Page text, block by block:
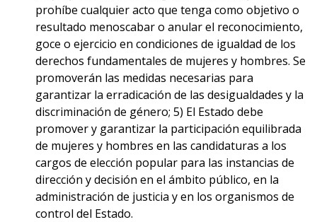
prohíbe cualquier acto que tenga como objetivo o
resultado menoscabar o anular el reconocimiento,
goce o ejercicio en condiciones de igualdad de los
derechos fundamentales de mujeres y hombres. Se
promoverán las medidas necesarias para
garantizar la erradicación de las desigualdades y la
discriminación de género; 5) El Estado debe
promover y garantizar la participación equilibrada
de mujeres y hombres en las candidaturas a los
cargos de elección popular para las instancias de
dirección y decisión en el ámbito público, en la
administración de justicia y en los organismos de
control del Estado.